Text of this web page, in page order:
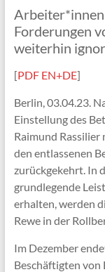
Arbeiter*innen
Forderungen
weiterhin
[PDF EN+DE]
Berlin, 03.04.23.
Einstellung des
Raimund
den entlassenen
zurückgekehrt. In
grundlegende
erhalten, werden
Rewe in der
Im Dezember
Beschäftigten von